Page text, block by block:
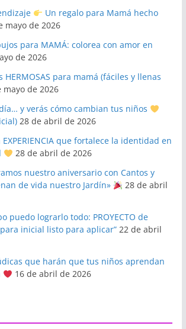
Un regalo para Mamá hecho
mayo de 2026
para MAMÁ: colorea con amor en
de 2026
para mamá (fáciles y llenas
mayo de 2026
y verás cómo cambian tus niños
28 de abril de 2026
EXPERIENCIA que fortalece la identidad en
28 de abril de 2026
nuestro aniversario con Cantos y
de vida nuestro Jardín»
28 de abril
puedo lograrlo todo: PROYECTO de
inicial listo para aplicar” 22 de abril
que harán que tus niños aprendan
16 de abril de 2026